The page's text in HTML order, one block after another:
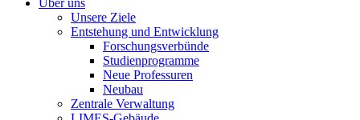
Über uns
Unsere Ziele
Entstehung und Entwicklung
Forschungsverbünde
Studienprogramme
Neue Professuren
Neubau
Zentrale Verwaltung